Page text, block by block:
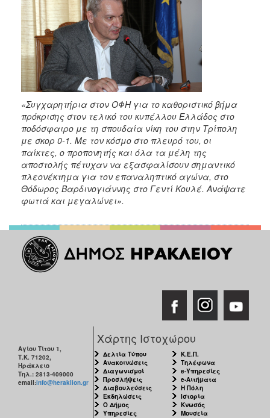
2015
2013
2012
2011
2010
2006
ΤΟΠΟΣ
ΠΟΛΙΤΙΣΜΟΣ
ΑΝΘΕΚΤΙΚΗ
«Συγχαρητήρια στoν ΟΦΗ για το καθοριστικό βήμα
πρόκρισης στον τελικό του κυπέλλου Ελλάδος στο
ποδόσφαιρο με τη σπουδαία νίκη του στην Τρίπολη
με σκορ 0-1. Με τον κόσμο στο πλευρό του, οι
παίκτες, ο προπονητής και όλα τα μέλη της
αποστολής πέτυχαν να εξασφαλίσουν σημαντικό
πλεονέκτημα για τον επαναληπτικό αγώνα, στο
Θόδωρος Βαρδινογιάννης στο Γεντί Κουλέ. Ανάψατε
φωτιά και μεγαλώνει».
Αγίου Τίτου 1,
Τ.Κ. 71202,
Ηράκλειο
Τηλ.: 2813-409000
email:info@heraklion.gr
Χάρτης Ιστοχώρου
Δελτία Τύπου
Ανακοινώσεις
Διαγωνισμοί
Προσλήψεις
Διαβουλεύσεις
Εκδηλώσεις
Ο Δήμος
Υπηρεσίες
Κ.Ε.Π.
Τηλέφωνα
e-Υπηρεσίες
e-Αιτήματα
Η Πόλη
Ιστορία
Κνωσός
Μουσεία